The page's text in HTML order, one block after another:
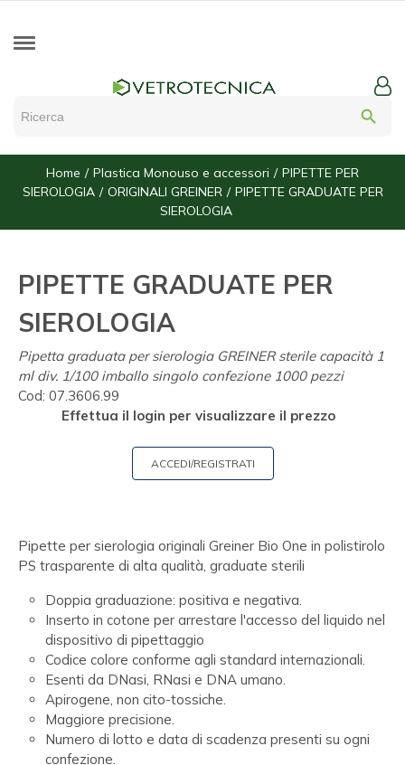
search
Home Plastica Monouso e accessori
PIPETTE PER
SIEROLOGIA
ORIGINALI GREINER
PIPETTE GRADUATE PER
SIEROLOGIA
PIPETTE GRADUATE PER
SIEROLOGIA
Pipetta graduata per sierologia GREINER sterile capacità 1
ml div. 1/100 imballo singolo confezione 1000 pezzi
Cod: 07.3606.99
Effettua il login per visualizzare il prezzo
ACCEDI/REGISTRATI
Pipette per sierologia originali Greiner Bio One in polistirolo
PS trasparente di alta qualità, graduate sterili
Doppia graduazione: positiva e negativa.
Inserto in cotone per arrestare l'accesso del liquido nel
dispositivo di pipettaggio
Codice colore conforme agli standard internazionali.
Esenti da DNasi, RNasi e DNA umano.
Apirogene, non cito-tossiche.
Maggiore precisione.
Numero di lotto e data di scadenza presenti su ogni
confezione.